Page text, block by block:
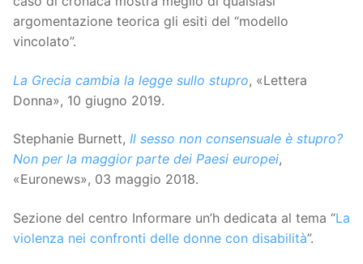
argomentazione teorica gli esiti del “modello
vincolato”.
La Grecia cambia la legge sullo stupro, «Lettera
Donna», 10 giugno 2019.
Stephanie Burnett, Il sesso non consensuale è stupro?
Non per la maggior parte dei Paesi europei,
«Euronews», 03 maggio 2018.
Sezione del centro Informare un’h dedicata al tema “La
violenza nei confronti delle donne con disabilità”.